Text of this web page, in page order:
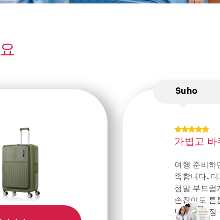
Suho
가볍고 바
여행 준비하
족합니다.
정말 부드럽
손잡이도 튼
넉넉해서 짐